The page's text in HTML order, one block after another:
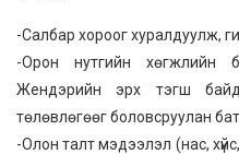
-Салбар хороог хуралдуулж,
-Орон нутгийн хөгжлийн
Жендэрийн эрх тэгш
төлөвлөгөөг боловсруулан
-Олон талт мэдээлэл (нас,